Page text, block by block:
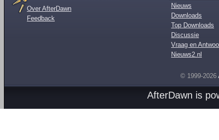
Over AfterDawn
Feedback
Nieuws
Downloads
Top Downloads
Discussie
Vraag en
Nieuws2.nl
© 1999-2026
AfterDawn is